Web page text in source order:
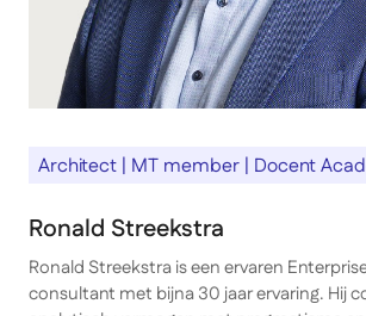
Architect | MT member | Docent
Ronald Streekstra
Ronald Streekstra is een ervaren
consultant met bijna 30 jaar ervaring. Hij